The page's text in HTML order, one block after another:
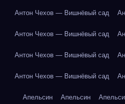
Антон Чехов — Вишнёвый сад
Антон Чехов — Вишнёвый сад
Антон Чехов — Вишнёвый сад
Антон Чехов — Вишнёвый сад
Апельсин Апельсин